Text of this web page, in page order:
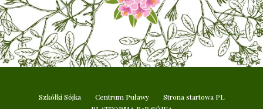
Szkółki Sójka Centrum Puławy
Strona startowa PL